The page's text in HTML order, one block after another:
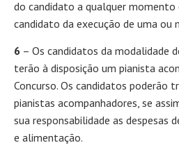
do candidato a qualquer momento
candidato da execução de uma ou
6 – Os candidatos da modalidade
terão à disposição um pianista
Concurso. Os candidatos poderão
pianistas acompanhadores, se
sua responsabilidade as despesas
e alimentação.